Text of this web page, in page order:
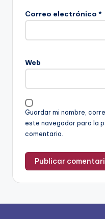
Correo electrónico *
Web
Guardar mi nombre,
este navegador para la
comentario.